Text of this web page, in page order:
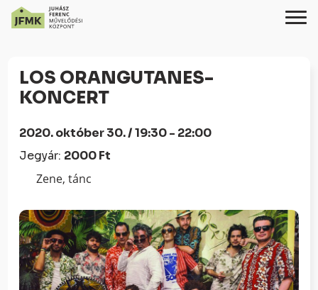
Content
navigációhoz
LOS ORANGUTANES-
KONCERT
2020. október 30. / 19:30 - 22:00
Jegyár: 2000 Ft
Zene, tánc